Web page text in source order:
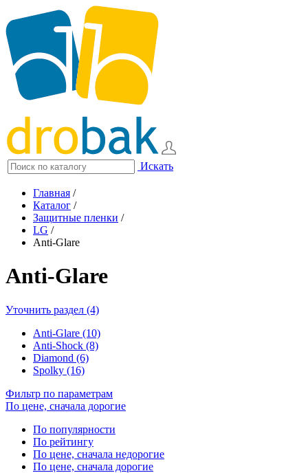
Искать
Главная /
Каталог /
Защитные пленки /
LG /
Anti-Glare
Anti-Glare
Уточнить раздел (4)
Anti-Glare (10)
Anti-Shock (8)
Diamond (6)
Spolky (16)
Фильтр по параметрам
По цене, сначала дорогие
По популярности
По рейтингу
По цене, сначала недорогие
По цене, сначала дорогие